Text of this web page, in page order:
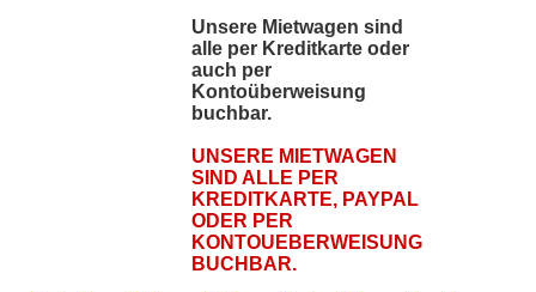
Unsere Mietwagen sind
alle per Kreditkarte oder
auch per
Kontoüberweisung
buchbar.
UNSERE MIETWAGEN
SIND ALLE PER
KREDITKARTE, PAYPAL
ODER PER
KONTOUEBERWEISUNG
BUCHBAR.